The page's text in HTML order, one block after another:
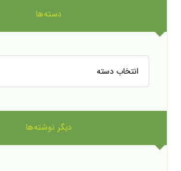
دسته‌ها
دیگر نوشته‌ها